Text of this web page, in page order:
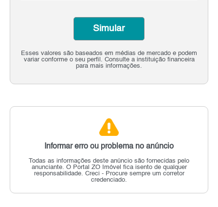
Esses valores são baseados em médias de mercado e podem
variar conforme o seu perfil. Consulte a instituição financeira
para mais informações.
Simular
Informar erro ou problema no anúncio
Todas as informações deste anúncio são fornecidas pelo
anunciante. O Portal ZO Imóvel fica isento de qualquer
responsabilidade. Creci - Procure sempre um corretor
credenciado.